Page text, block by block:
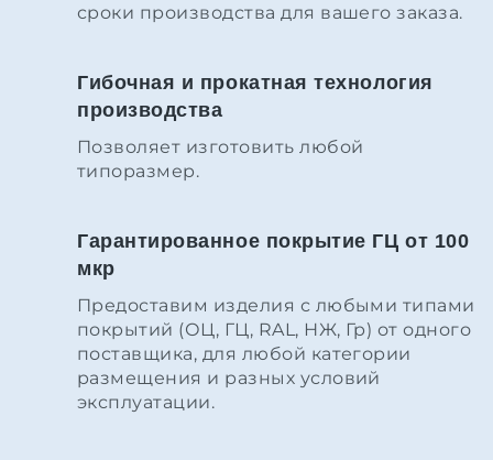
сроки производства для вашего заказа.
Гибочная и прокатная технология
производства
Позволяет изготовить любой
типоразмер.
Гарантированное покрытие ГЦ от 100
мкр
Предоставим изделия с любыми типами
покрытий (ОЦ, ГЦ, RAL, НЖ, Гр) от одного
поставщика, для любой категории
размещения и разных условий
эксплуатации.